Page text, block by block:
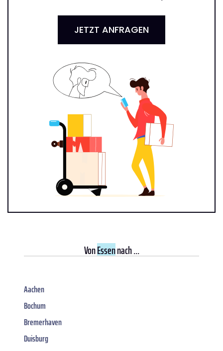
JETZT ANFRAGEN
VonEssennach ...
Aachen
Bochum
Bremerhaven
Duisburg